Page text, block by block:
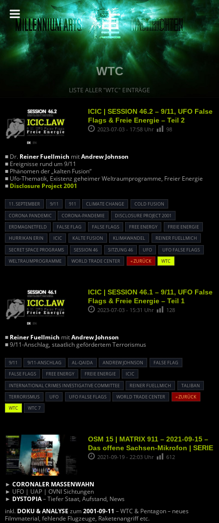
WTC
LISTE ALLER "WTC" EINTRÄGE
ICIC | SESSION 46.2 – 9/11, UFO False
Flags & Freie Energie – Teil 2
2023-07-03 - 17:58 Uhr 98
■ Dr. Reiner Fuellmich mitAndrew Johnson
■ Ereignisse rund um 9/11
■ Phänomen der „kalten Fusion“
■ Ufo-Thematik, Existenz geheimer Weltraumprogramme, Freier Energie
■ Disclosure Project 2001
11. SEPTEMBER 9/11 911 CLIMATE CHANGE
COLD FUSION
CORONA PANDEMIC
CORONA-PANDEMIE
DISCLOSURE PROJECT 2001
ERDMAGNETFELD
FALSE FLAG FALSE FLAGS FREE ENERGY
FREIE ENERGIE
HURRIKAN ERIN
ICIC KALTE FUSION KLIMAWANDEL
REINER FUELLMICH
SECRET SPACE PROGRAMS
SESSION 46 SITZUNG 46 UFO
UFO FALSE FLAGS
WELTRAUMPROGRAMME
WORLD TRADE CENTER « ZURÜCK WTC
ICIC | SESSION 46.1 – 9/11, UFO False
Flags & Freie Energie – Teil 1
2023-07-03 - 15:31 Uhr 128
■ Reiner Fuellmich mitAndrew Johnson
■ 9/11-Anschlag, staatlich gefördertem Terrorismus
9/11 9/11-ANSCHLAG AL-QAIDA ANDREW JOHNSON
FALSE FLAG
FALSE FLAGS
FREE ENERGY FREIE ENERGIE
ICIC
INTERNATIONAL CRIMES INVESTIGATIVE COMMITTEE
REINER FUELLMICH
TALIBAN
TERRORISMUS
UFO UFO FALSE FLAGS WORLD TRADE CENTER
« ZURÜCK
WTC
WTC 7
OSM 15 | MATRIX 911 – 2021-09-15 –
Das offene Sachsen-Mikrofon | SERIE
2021-09-19 - 22:03 Uhr 612
► CORONALER MASSENWAHN
► UFO | UAP | OVNI Sichtungen
► DYSTOPIA– Tiefer Staat, Aufstand, News
inkl. DOKU & ANALYSE zum2001-09-11 – WTC & Pentagon – neues
Filmmaterial, fehlende Flugzeuge, Raketenangriff etc.